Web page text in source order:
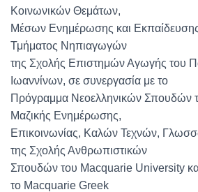
Κοινωνικών Θεμάτων,
Μέσων Ενημέρωσης και
Τμήματος Νηπιαγωγών
της Σχολής Επιστημών Αγωγής του
Ιωαννίνων, σε συνεργασία με το
Πρόγραμμα Νεοελληνικών Σπουδών
Μαζικής Ενημέρωσης,
Επικοινωνίας, Καλών Τεχνών,
της Σχολής Ανθρωπιστικών
Σπουδών του Macquarie University
το Macquarie Greek